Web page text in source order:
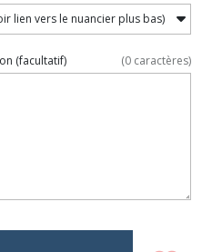
(facultatif) (0 caractères)